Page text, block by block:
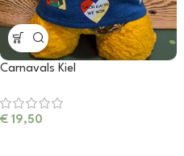
Carnavals Kiel
€ 19,50